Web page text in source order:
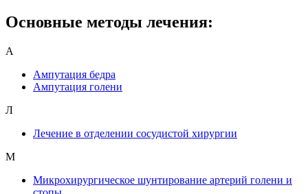
Основные методы лечения:
А
Ампутация бедра
Ампутация голени
Л
Лечение в отделении сосудистой хирургии
М
Микрохирургическое шунтирование артерий голени и